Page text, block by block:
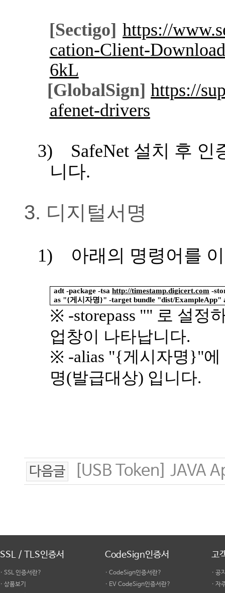
[Sectigo] https://
cation-Client-
6kL
[GlobalSign] https://
afenet-drivers
3) SafeNet 설치 후 인
니다.
3. 디지털서명
1) 아래의 명령어를
adt -package -tsa http://timestamp.digicert.com -
as "{게시자명}" -target bundle "dist/ExampleApp"
※ -storepass "" 로 설정
업창이 나타납니다.
※ -alias "{게시자명 }"에
명(발급대상) 입니다.
다음글 [USB Token] JAVA
SSL / TLS인증서
· SSL 인증서란?
· 상품보기
CodeSign인증서
· CodeSign인증서란?
· EV CodeSign인증서란?
고
· 공
· 자